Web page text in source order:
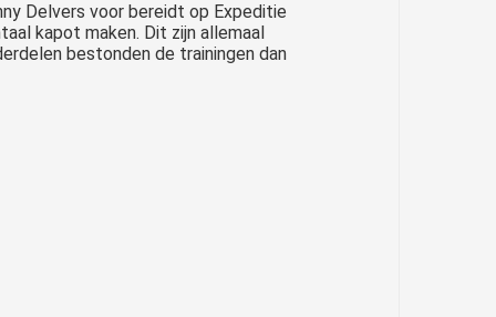
Delvers voor bereidt op Expeditie
kapot maken. Dit zijn allemaal
bestonden de trainingen dan